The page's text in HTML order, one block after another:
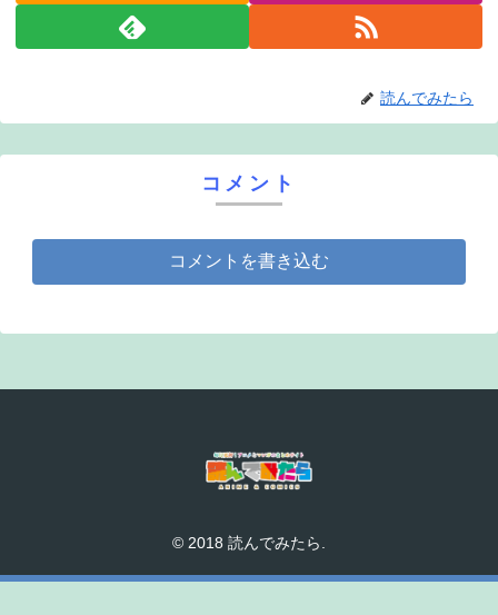
読んでみたら
コメント
コメントを書き込む
© 2018 読んでみたら.